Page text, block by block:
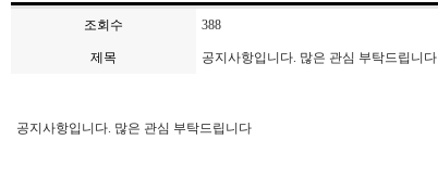
조회수 388
제목 공지사항입니다. 많은 관심 부탁드립니다
공지사항입니다. 많은 관심 부탁드립니다